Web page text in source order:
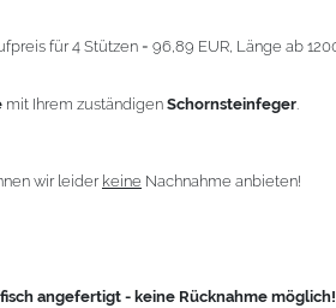
für 4 Stützen = 96,89 EUR, Länge ab
mit Ihrem zuständigen Schornsteinfeger
wir leiderkeine Nachnahme anbieten!
angefertigt - keine Rücknahme möglich!